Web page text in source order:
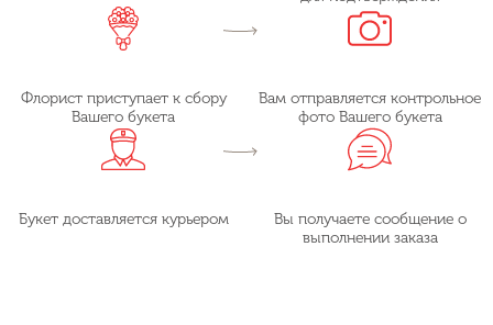
Флорист приступает к сбору
Вашего букета
Вам отправляется контрольное
фото Вашего букета
Букет доставляется курьером
Вы получаете сообщение о
выполнении заказа